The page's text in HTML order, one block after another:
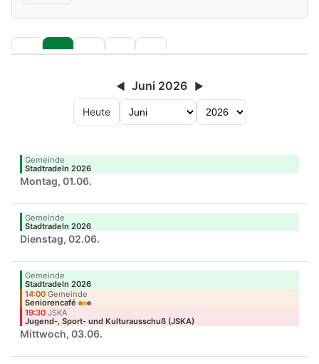
◀ Juni 2026 ▶
Heute
Gemeinde
Stadtradeln 2026
Montag, 01.06.
Gemeinde
Stadtradeln 2026
Dienstag, 02.06.
Gemeinde
Stadtradeln 2026
14:00 Gemeinde
Seniorencafé
19:30 JSKA
Jugend-, Sport- und Kulturausschuß (JSKA)
Mittwoch, 03.06.